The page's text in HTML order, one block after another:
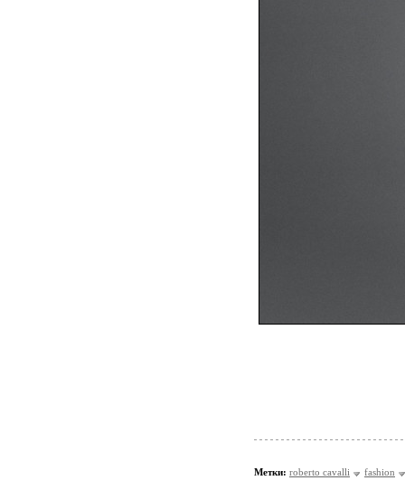
Метки: roberto cavalli fashion